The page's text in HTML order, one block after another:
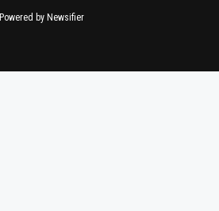
Powered by Newsifier